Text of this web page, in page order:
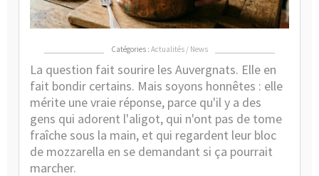
Catégories : Actualités / News
La question fait sourire les Auvergnats. Elle en
fait bondir certains. Mais soyons honnêtes : elle
mérite une vraie réponse, parce qu'il y a des
gens qui adorent l'aligot, qui n'ont pas de tome
fraîche sous la main, et qui regardent leur bloc
de mozzarella en se demandant si ça pourrait
marcher.